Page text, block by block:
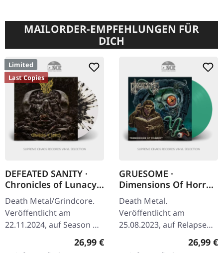
MAILORDER-EMPFEHLUNGEN FÜR
DICH
Limited
Last Copies
DEFEATED SANITY ·
Chronicles of Lunacy |
TRANSPARENT
CLEAR/BLACK
SPLATTER LP
Death Metal/Grindcore.
Veröffentlicht am
22.11.2024, auf Season Of
Mist. Transparent clear
Vinyl mit schwarzem
Regulärer Preis:
26,99 €
GRUESOME ·
Dimensions Of Horror
| CLEAR GREEN LP
Death Metal.
Veröffentlicht am
25.08.2023, auf Relapse
Records. Transparent
grünes Vinyl. Gruesome
26,99 €